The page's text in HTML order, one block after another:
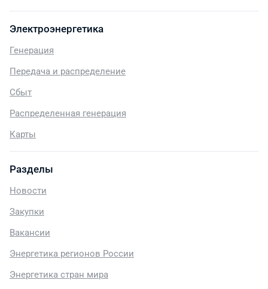
Электроэнергетика
Генерация
Передача и распределение
Сбыт
Распределенная генерация
Карты
Разделы
Новости
Закупки
Вакансии
Энергетика регионов России
Энергетика стран мира